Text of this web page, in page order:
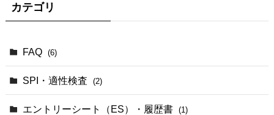
カテゴリ
FAQ (6)
SPI・適性検査 (2)
エントリーシート（ES）・履歴書 (1)